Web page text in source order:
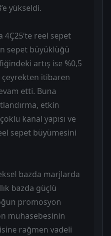
yükseldi.
4Ç25’te reel sepet
sepet büyüklüğü
artış ise %0,5
çeyrekten itibaren
etti. Buna
etkin
kanal yapısı ve
sepet büyümesini
bazda marjlarda
bazda güçlü
promosyon
muhasebesinin
rağmen vadeli